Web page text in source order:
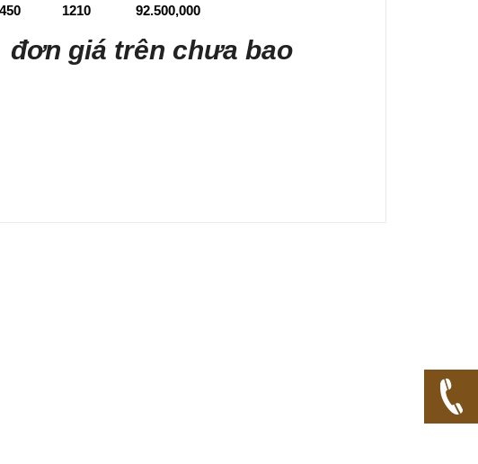
1210 92.500,000
giá trên chưa bao